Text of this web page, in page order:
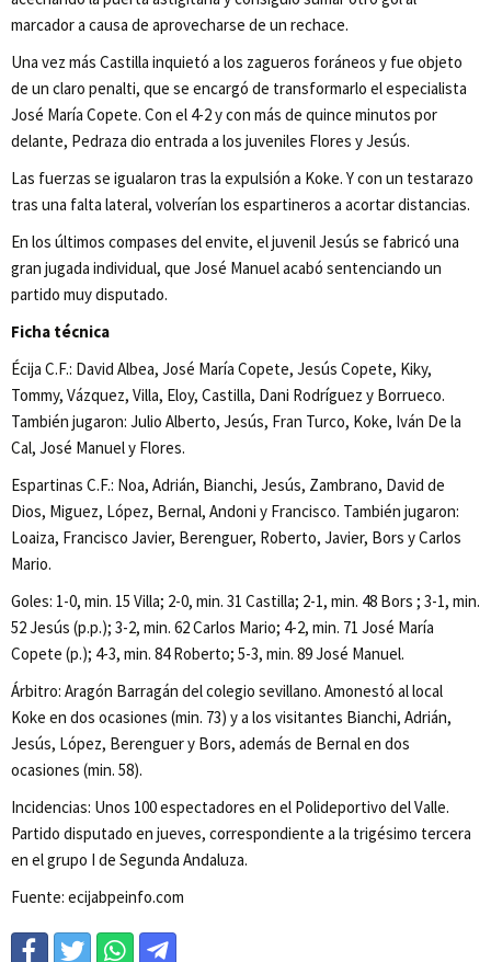
marcador a causa de aprovecharse de un rechace.
Una vez más Castilla inquietó a los zagueros foráneos y fue objeto
de un claro penalti, que se encargó de transformarlo el especialista
José María Copete. Con el 4-2 y con más de quince minutos por
delante, Pedraza dio entrada a los juveniles Flores y Jesús.
Las fuerzas se igualaron tras la expulsión a Koke. Y con un testarazo
tras una falta lateral, volverían los espartineros a acortar distancias.
En los últimos compases del envite, el juvenil Jesús se fabricó una
gran jugada individual, que José Manuel acabó sentenciando un
partido muy disputado.
Ficha técnica
Écija C.F.: David Albea, José María Copete, Jesús Copete, Kiky,
Tommy, Vázquez, Villa, Eloy, Castilla, Dani Rodríguez y Borrueco.
También jugaron: Julio Alberto, Jesús, Fran Turco, Koke, Iván De la
Cal, José Manuel y Flores.
Espartinas C.F.: Noa, Adrián, Bianchi, Jesús, Zambrano, David de
Dios, Miguez, López, Bernal, Andoni y Francisco. También jugaron:
Loaiza, Francisco Javier, Berenguer, Roberto, Javier, Bors y Carlos
Mario.
Goles: 1-0, min. 15 Villa; 2-0, min. 31 Castilla; 2-1, min. 48 Bors ; 3-1, min.
52 Jesús (p.p.); 3-2, min. 62 Carlos Mario; 4-2, min. 71 José María
Copete (p.); 4-3, min. 84 Roberto; 5-3, min. 89 José Manuel.
Árbitro: Aragón Barragán del colegio sevillano. Amonestó al local
Koke en dos ocasiones (min. 73) y a los visitantes Bianchi, Adrián,
Jesús, López, Berenguer y Bors, además de Bernal en dos
ocasiones (min. 58).
Incidencias: Unos 100 espectadores en el Polideportivo del Valle.
Partido disputado en jueves, correspondiente a la trigésimo tercera
en el grupo I de Segunda Andaluza.
Fuente: ecijabpeinfo.com